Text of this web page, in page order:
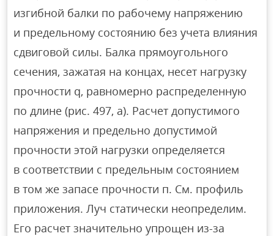
изгибной балки по рабочему напряжению
и предельному состоянию без учета влияния
сдвиговой силы. Балка прямоугольного
сечения, зажатая на концах, несет нагрузку
прочности q, равномерно распределенную
по длине (рис. 497, а). Расчет допустимого
напряжения и предельно допустимой
прочности этой нагрузки определяется
в соответствии с предельным состоянием
в том же запасе прочности п. См. профиль
приложения. Луч статически неопределим.
Его расчет значительно упрощен из-за